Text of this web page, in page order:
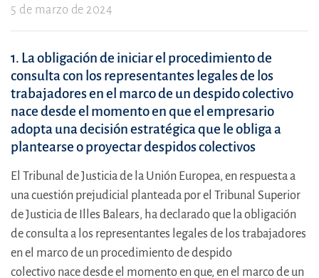
5 de marzo de 2024
1. La obligación de iniciar el procedimiento de
consulta con los representantes legales de los
trabajadores en el marco de un despido colectivo
nace desde el momento en que el empresario
adopta una decisión estratégica que le obliga a
plantearse o proyectar despidos colectivos
El Tribunal de Justicia de la Unión Europea, en respuesta a
una cuestión prejudicial planteada por el Tribunal Superior
de Justicia de Illes Balears, ha declarado que la obligación
de consulta a los representantes legales de los trabajadores
en el marco de un procedimiento de despido
colectivo nace desde el momento en que, en el marco de un